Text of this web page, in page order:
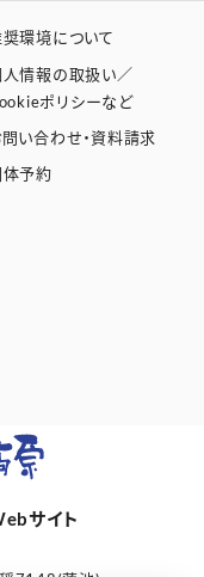
環境について
人情報の取扱い／
ポリシーなど
問い合わせ・資料請求
体予約
サイト